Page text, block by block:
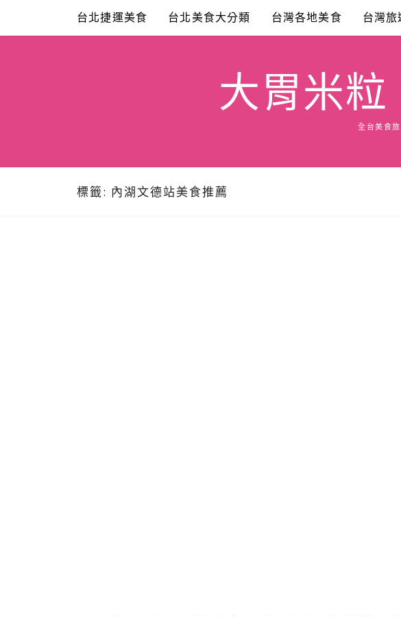
content
台北捷運美食 台北美食大分類 台灣各地美食 台灣旅
大胃米
全台美食
標籤: 內湖文德站美食推薦